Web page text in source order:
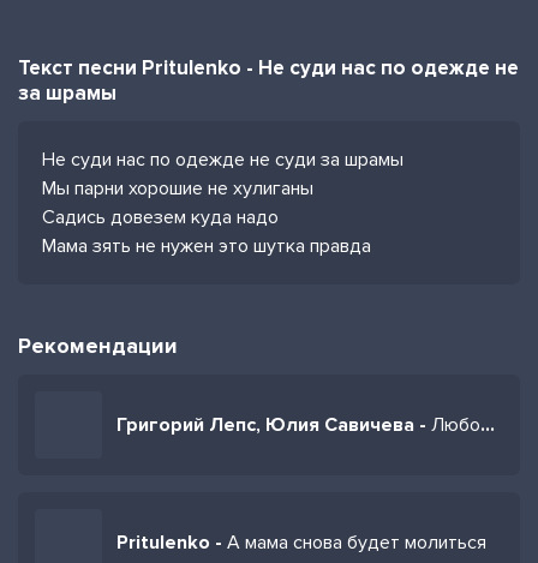
Текст песни Pritulenko - Не суди нас по одежде не
за шрамы
Не суди нас по одежде не суди за шрамы
Мы парни хорошие не хулиганы
Садись довезем куда надо
Мама зять не нужен это шутка правда
Рекомендации
Григорий Лепс, Юлия Савичева - Любовь оставляет шрамы
Pritulenko - А мама снова будет молиться